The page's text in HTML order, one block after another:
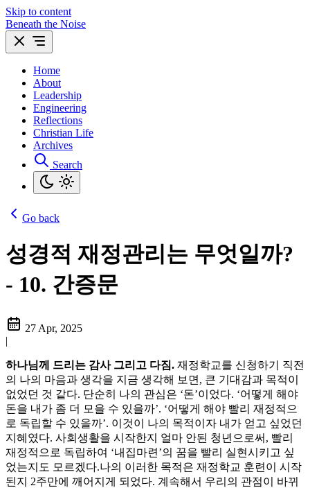
Skip to content
Beneath the Noise
Home
About
Leadership
Engineering
Reflections
Christian Life
Archives
Search
Go back
성경적 재정관리는 무엇일까?
- 10. 간증문
27 Apr, 2025
|
하나님께 드리는 감사 그리고 다짐. 재정학교를 신청하기 직전
의 나의 마음과 생각을 지금 생각해 보면, 큰 기대감과 목적이
없었던 것 같다. 단순히 나의 관심은 ‘돈’이었다. ‘어떻게 해야
돈을 내가 좀 더 모을 수 있을까’. ‘어떻게 해야 빨리 재정적으
로 독립할 수 있을까’. 이것이 나의 목적이자 내가 얻고 싶었던
지혜였다. 사회생활을 시작한지 얼마 안된 청년으로써, 빨리
재정적으로 독립하여 ‘내집마련’의 꿈을 빨리 실현시키고 싶
었는지도 모르겠다.나의 이러한 목적은 재정학교 훈련이 시작
된지 2주만에 깨어지게 되었다. 계속해서 우리의 관점이 바뀌